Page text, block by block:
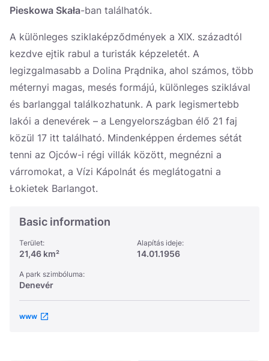
Pieskowa Skała-ban találhatók.
A különleges sziklaképződmények a XIX. századtól
kezdve ejtik rabul a turisták képzeletét. A
legizgalmasabb a Dolina Prądnika, ahol számos, több
méternyi magas, mesés formájú, különleges sziklával
és barlanggal találkozhatunk. A park legismertebb
lakói a denevérek – a Lengyelországban élő 21 faj
közül 17 itt található. Mindenképpen érdemes sétát
tenni az Ojców-i régi villák között, megnézni a
várromokat, a Vízi Kápolnát és meglátogatni a
Łokietek Barlangot.
Basic information
Terület:
21,46 km²
Alapítás ideje:
14.01.1956
A park szimbóluma:
Denevér
www